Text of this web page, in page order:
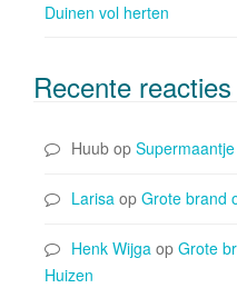
Duinen vol herten
Recente reacties
Huub op Supermaantje
Larisa op Grote brand
Henk Wijga op Grote
Huizen